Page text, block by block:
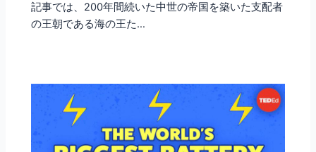
記事では、200年間続いた中世の帝国を築いた支配者
の王朝である海の王た…